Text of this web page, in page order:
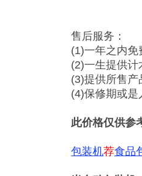
售后服务：
(1)一年之内免
(2)一生提供
(3)提供所售产
(4)保修期或
此价格仅供参
包装机荐食品